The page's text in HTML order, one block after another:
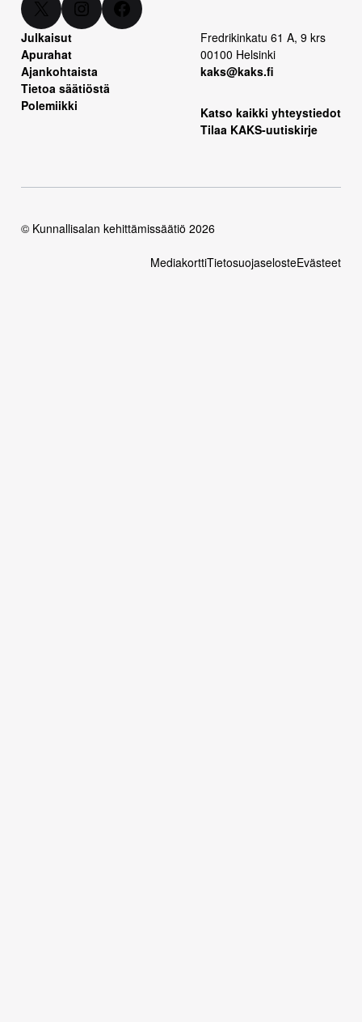
Julkaisut
Apurahat
Ajankohtaista
Tietoa säätiöstä
Polemiikki
Fredrikinkatu 61 A, 9 krs
00100 Helsinki
kaks@kaks.fi
Katso kaikki yhteystiedot
Tilaa KAKS-uutiskirje
© Kunnallisalan kehittämissäätiö 2026
MediakorttiTietosuojaselosteEvästeet